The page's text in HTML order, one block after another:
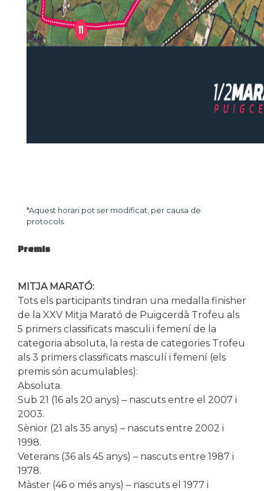
*Aquest horari pot ser modificat, per causa de
protocols.
Premis
MITJA MARATÓ:
Tots els participants tindran una medalla finisher
de la XXV Mitja Marató de Puigcerdà Trofeu als
5 primers classificats masculi i femení de la
categoria absoluta, la resta de categories Trofeu
als 3 primers classificats masculí i femení (els
premis són acumulables):
Absoluta.
Sub 21 (16 als 20 anys) – nascuts entre el 2007 i
2003.
Sènior (21 als 35 anys) – nascuts entre 2002 i
1998.
Veterans (36 als 45 anys) – nascuts entre 1987 i
1978.
Màster (46 o més anys) – nascuts el 1977 i